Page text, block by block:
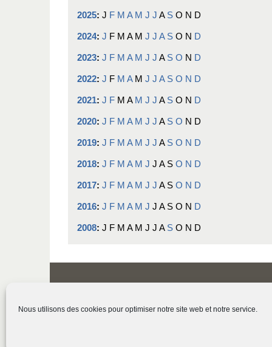
Nous utilisons des cookies pour optimiser notre site web et notre service.
2025: J F M A M J J A S O N D
2024: J F M A M J J A S O N D
2023: J F M A M J J A S O N D
2022: J F M A M J J A S O N D
2021: J F M A M J J A S O N D
2020: J F M A M J J A S O N D
2019: J F M A M J J A S O N D
2018: J F M A M J J A S O N D
2017: J F M A M J J A S O N D
2016: J F M A M J J A S O N D
2008: J F M A M J J A S O N D